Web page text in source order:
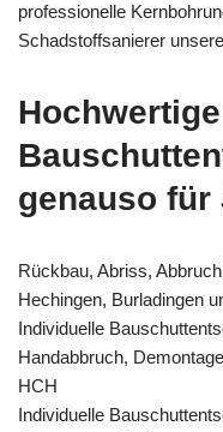
professionelle
Schadstoffsanierer
Hochwertige
genauso für
Rückbau, Abriss,
Hechingen, Burladingen
Individuelle
Handabbruch,
HCH
Individuelle